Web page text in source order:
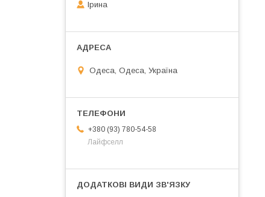
Ірина
Одеса, Одеса, Україна
+380 (93) 780-54-58
Лайфселл